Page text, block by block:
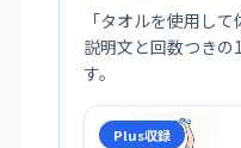
「タオルを使用して
説明文と回数つきの
す。
Plus収録